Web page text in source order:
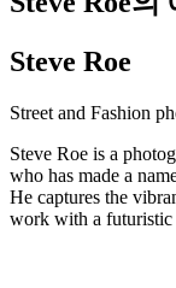
Steve Roe
Street and Fashion
Steve Roe is a
who has made a
He captures the
work with a futuristic